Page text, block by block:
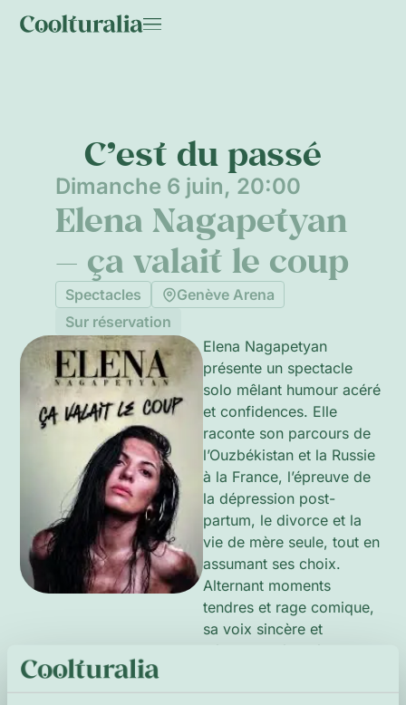
C’est du passé
Dimanche 6 juin, 20:00
Elena Nagapetyan
— ça valait le coup
Spectacles
Genève Arena
Sur réservation
Elena Nagapetyan
présente un spectacle
solo mêlant humour acéré
et confidences. Elle
raconte son parcours de
l’Ouzbékistan et la Russie
à la France, l’épreuve de
la dépression post-
partum, le divorce et la
vie de mère seule, tout en
assumant ses choix.
Alternant moments
tendres et rage comique,
sa voix sincère et
décomplexée crée une
énergique, où liberté et